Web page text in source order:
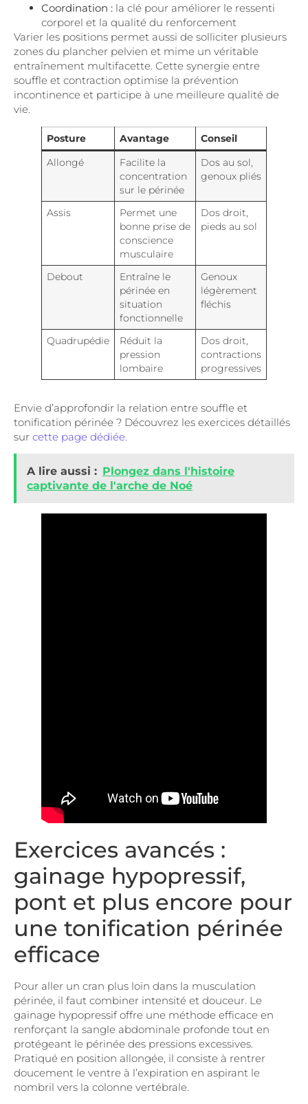
Coordination : la clé pour améliorer le ressenti
corporel et la qualité du renforcement
Varier les positions permet aussi de solliciter plusieurs
zones du plancher pelvien et mime un véritable
entraînement multifacette. Cette synergie entre
souffle et contraction optimise la prévention
incontinence et participe à une meilleure qualité de
vie.
Posture Avantage Conseil
Allongé
Facilite la
concentration
sur le périnée
Dos au sol,
genoux pliés
Assis
Permet une
bonne prise de
conscience
musculaire
Dos droit,
pieds au sol
Debout
Entraîne le
périnée en
situation
fonctionnelle
Genoux
légèrement
fléchis
Quadrupédie
Réduit la
pression
lombaire
Dos droit,
contractions
progressives
Envie d’approfondir la relation entre souffle et
tonification périnée ? Découvrez les exercices détaillés
sur cette page dédiée.
A lire aussi : Plongez dans l'histoire
captivante de l'arche de Noé
Exercices avancés :
gainage hypopressif,
pont et plus encore pour
une tonification périnée
efficace
Pour aller un cran plus loin dans la musculation
périnée, il faut combiner intensité et douceur. Le
gainage hypopressif offre une méthode efficace en
renforçant la sangle abdominale profonde tout en
protégeant le périnée des pressions excessives.
Pratiqué en position allongée, il consiste à rentrer
doucement le ventre à l’expiration en aspirant le
nombril vers la colonne vertébrale.